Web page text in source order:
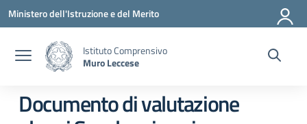
Vai ai contenuti
Vai al menu di navigazione
Vai al footer
Ministero dell'Istruzione e del Merito
Istituto Comprensivo
Muro Leccese
Documento di valutazione